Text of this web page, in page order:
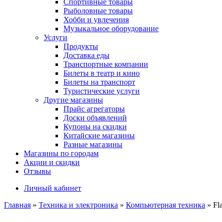
Спортивные товары
Рыболовные товары
Хобби и увлечения
Музыкальное оборудование
Услуги
Продукты
Доставка еды
Транспортные компании
Билеты в театр и кино
Билеты на транспорт
Туристические услуги
Другие магазины
Прайс агрегаторы
Доски объявлений
Купоны на скидки
Китайские магазины
Разные магазины
Магазины по городам
Акции и скидки
Отзывы
Личный кабинет
Главная » Техника и электроника » Компьютерная техника »